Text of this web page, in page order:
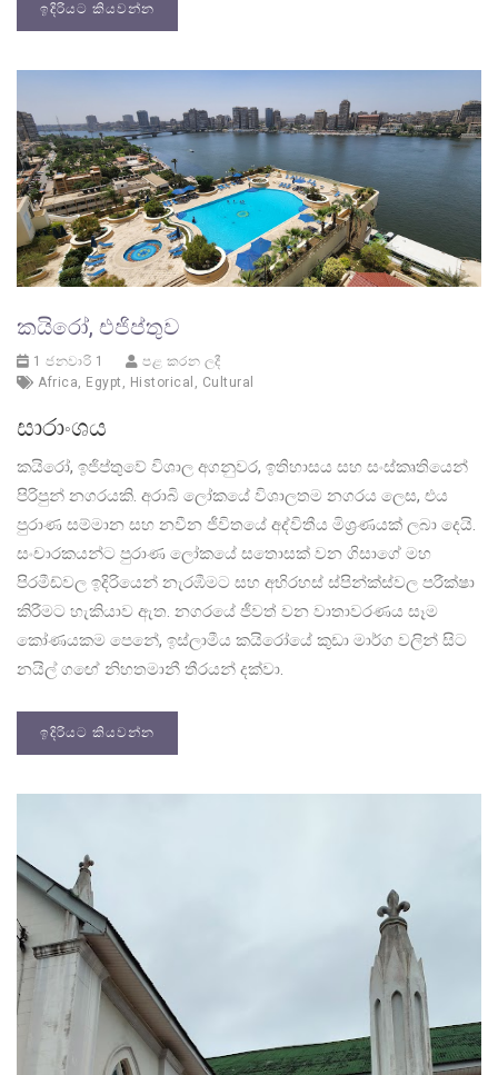
ඉදිරියට කියවන්න
කයිරෝ, එජිප්තුව
1 ජනවාරි 1
පළ කරන ලදී
Africa, Egypt , Historical , Cultural
සාරාංශය
කයිරෝ, ඉජිප්තුවේ විශාල අගනුවර, ඉතිහාසය සහ සංස්කෘතියෙන්
පිරිපුන් නගරයකි. අරාබි ලෝකයේ විශාලතම නගරය ලෙස, එය
පුරාණ සම්මාන සහ නවීන ජීවිතයේ අද්විතීය මිශ්‍රණයක් ලබා දෙයි.
සංචාරකයන්ට පුරාණ ලෝකයේ සතොසක් වන ගිසාගේ මහ
පිරමීඩ්වල ඉදිරියෙන් නැරඹීමට සහ අභිරහස් ස්පින්ක්ස්වල පරීක්ෂා
කිරීමට හැකියාව ඇත. නගරයේ ජීවත් වන වාතාවරණය සෑම
කෝණයකම පෙනේ, ඉස්ලාමීය කයිරෝයේ කුඩා මාර්ග වලින් සිට
නයිල් ගඟේ නිහතමානී තීරයන් දක්වා.
ඉදිරියට කියවන්න